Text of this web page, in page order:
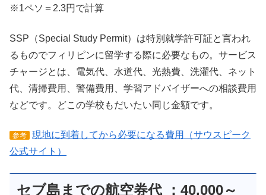
※1ペソ＝2.3円で計算
SSP（Special Study Permit）は特別就学許可証と言われ
るものでフィリピンに留学する際に必要なもの。サービス
チャージとは、電気代、水道代、光熱費、洗濯代、ネット
代、清掃費用、警備費用、学習アドバイザーへの相談費用
などです。どこの学校もだいたい同じ金額です。
参考
現地に到着してから必要になる費用（サウスピーク
公式サイト）
セブ島までの航空券代 ：40,000～